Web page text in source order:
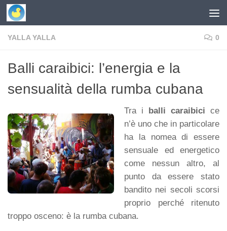
Skip to content
YALLA YALLA 0
Balli caraibici: l’energia e la
sensualità della rumba cubana
Tra i balli caraibici ce
n’è uno che in particolare
ha la nomea di essere
sensuale ed energetico
come nessun altro, al
punto da essere stato
bandito nei secoli scorsi
proprio perché ritenuto
troppo osceno: è la rumba cubana.